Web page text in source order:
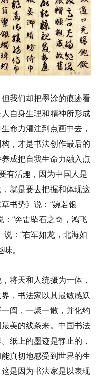
我们却把墨涂的痕迹看
自身生理和精神所形成
命力灌注到点画中去，
，才是书法创作最后的
成把自我生命力融入点
有活趣，因为中国人是
就是要去把握和体现这
书势》说：“婉若银
：“奔雷坠石之奇，鸿飞
说：“右军如龙，北海如
。
天和人统摄为一体，
，书法家以其最敏感跃
阖，一聚一散，并化约
美的线条来。中国书法
纸上的墨迹是静止的，
真切地感受到世界的生
是因为书法家是以表现